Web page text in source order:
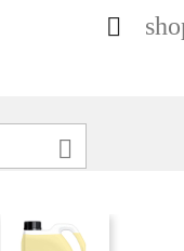

